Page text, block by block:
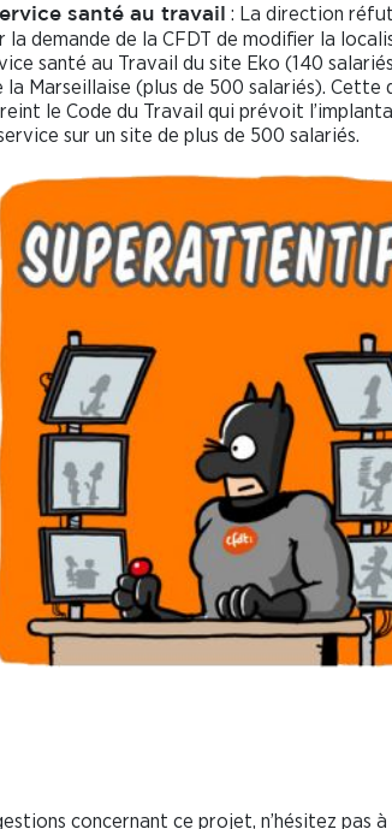
santé au travail
: La direction
la demande de la CFDT de modifier la
santé au Travail du site Eko (140
la Marseillaise (plus de 500 salariés). Cette
le Code du Travail qui prévoit
sur un site de plus de 500 salariés.
concernant ce projet, n’hésitez pas à